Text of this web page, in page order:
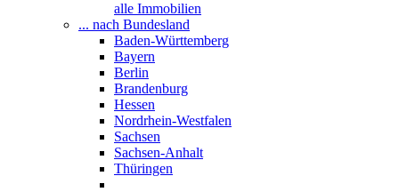
alle Immobilien
... nach Bundesland
Baden-Württemberg
Bayern
Berlin
Brandenburg
Hessen
Nordrhein-Westfalen
Sachsen
Sachsen-Anhalt
Thüringen